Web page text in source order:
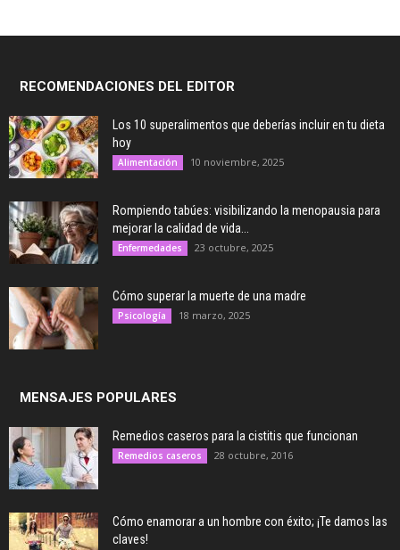
RECOMENDACIONES DEL EDITOR
Los 10 superalimentos que deberías incluir en tu dieta
hoy
Alimentación 10 noviembre, 2025
Rompiendo tabúes: visibilizando la menopausia para
mejorar la calidad de vida...
Enfermedades 23 octubre, 2025
Cómo superar la muerte de una madre
Psicología 18 marzo, 2025
MENSAJES POPULARES
Remedios caseros para la cistitis que funcionan
Remedios caseros 28 octubre, 2016
Cómo enamorar a un hombre con éxito; ¡Te damos las
claves!